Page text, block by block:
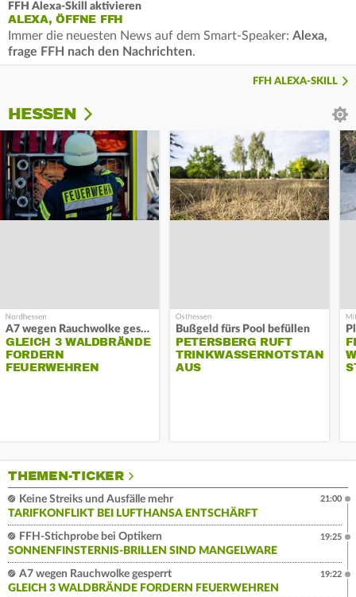
FFH Alexa-Skill aktivieren
ALEXA, ÖFFNE FFH
Immer die neuesten News auf dem Smart-Speaker: Alexa,
frage FFH nach den Nachrichten.
FFH ALEXA-SKILL
HESSEN
A7 wegen Rauchwolke gesperrt
GLEICH 3 WALDBRÄNDE
FORDERN
FEUERWEHREN
Bußgeld fürs Pool befüllen
PETERSBERG RUFT
TRINKWASSERNOTSTAND
AUS
THEMEN-TICKER
Keine Streiks und Ausfälle mehr
TARIFKONFLIKT BEI LUFTHANSA ENTSCHÄRFT
21:00
FFH-Stichprobe bei Optikern
SONNENFINSTERNIS-BRILLEN SIND MANGELWARE
19:25
A7 wegen Rauchwolke gesperrt
GLEICH 3 WALDBRÄNDE FORDERN FEUERWEHREN
19:22